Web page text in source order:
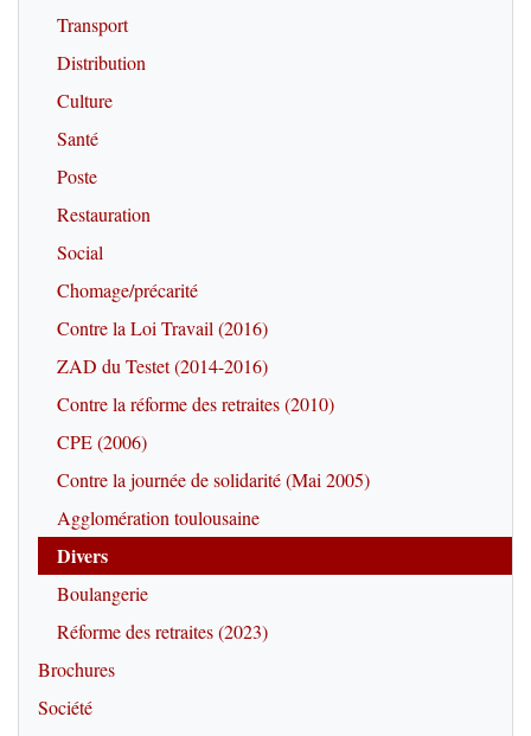
Transport
Distribution
Culture
Santé
Poste
Restauration
Social
Chomage/précarité
Contre la Loi Travail (2016)
ZAD du Testet (2014-2016)
Contre la réforme des retraites (2010)
CPE (2006)
Contre la journée de solidarité (Mai 2005)
Agglomération toulousaine
Divers
Boulangerie
Réforme des retraites (2023)
Brochures
Société